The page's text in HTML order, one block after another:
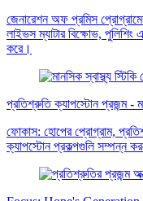
জেনারেশন অফ প্রমিস প্রোগ্রামের
লাইভস ম্যাটার বিক্ষোভ, পুলিশিং
করে।
প্রতিশ্রুতি ক্যাপস্টোন প্রজন্ম -
ফোকাস: হোপের প্রোগ্রাম,
ক্যাপস্টোন প্রকল্পগুলি সম্পন্ন